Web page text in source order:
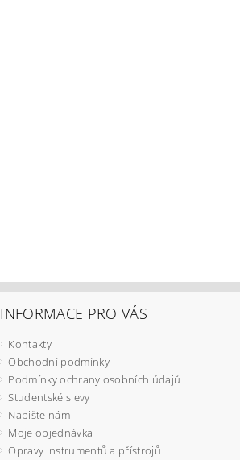
INFORMACE PRO VÁS
Kontakty
Obchodní podmínky
Podmínky ochrany osobních údajů
Studentské slevy
Napište nám
Moje objednávka
Opravy instrumentů a přístrojů